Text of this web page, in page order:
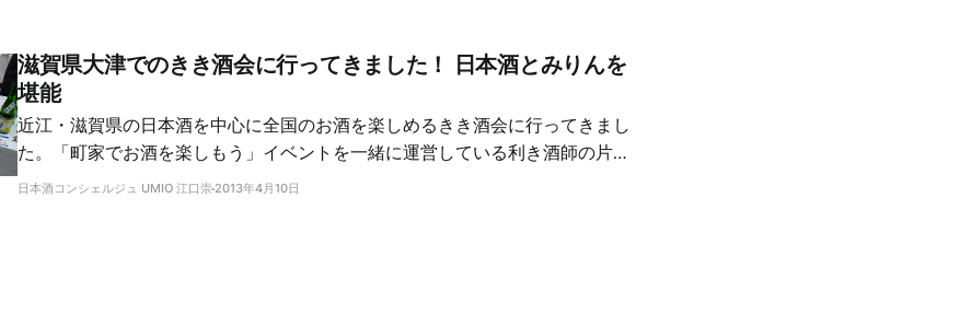
滋賀県大津でのきき酒会に行ってきました！ 日本酒とみりんを
堪能
近江・滋賀県の日本酒を中心に全国のお酒を楽しめるきき酒会に行ってきまし
た。「町家でお酒を楽しもう」イベントを一緒に運営している利き酒師の片桐
さんのお誘いです。
日本酒コンシェルジュ UMIO 江口崇 2013年4月10日